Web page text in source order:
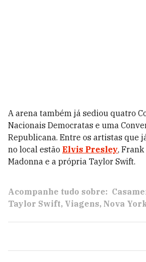
A arena também já sediou quatro
Nacionais Democratas e uma
Republicana. Entre os artistas que
no local estão Elvis Presley,
Madonna e a própria Taylor Swift.
Acompanhe tudo sobre:
Taylor Swift Viagens Nova